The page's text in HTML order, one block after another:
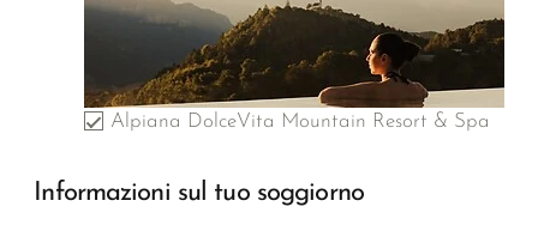
Alpiana DolceVita Mountain Resort & Spa
Informazioni sul tuo soggiorno